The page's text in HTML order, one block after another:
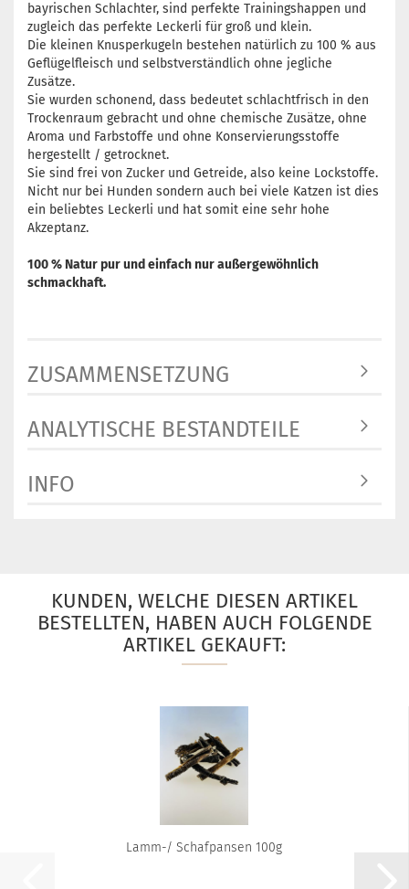
bayrischen Schlachter, sind perfekte Trainingshappen und
zugleich das perfekte Leckerli für groß und klein.
Die kleinen Knusperkugeln bestehen natürlich zu 100 % aus
Geflügelfleisch und selbstverständlich ohne jegliche
Zusätze.
Sie wurden schonend, dass bedeutet schlachtfrisch in den
Trockenraum gebracht und ohne chemische Zusätze, ohne
Aroma und Farbstoffe und ohne Konservierungsstoffe
hergestellt / getrocknet.
Sie sind frei von Zucker und Getreide, also keine Lockstoffe.
Nicht nur bei Hunden sondern auch bei viele Katzen ist dies
ein beliebtes Leckerli und hat somit eine sehr hohe
Akzeptanz.
100 % Natur pur und einfach nur außergewöhnlich
schmackhaft.
ZUSAMMENSETZUNG
ANALYTISCHE BESTANDTEILE
INFO
KUNDEN, WELCHE DIESEN ARTIKEL
BESTELLTEN, HABEN AUCH FOLGENDE
ARTIKEL GEKAUFT:
Lamm-/ Schafpansen 100g